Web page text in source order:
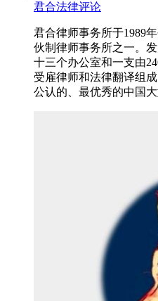
君合法律评论
君合律师事务所于1989
伙制律师事务所之一。
十三个办公室和一支由
受雇律师和法律翻译组
公认的、最优秀的中国